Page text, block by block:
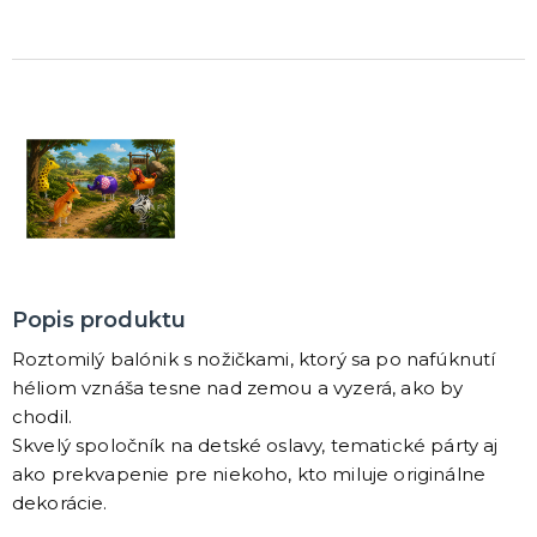
MIKULÁŠ
Všetko pre Mikuláša
Všetko pre anjelov
Všetko pre čertov
Všetko pre Santov
Všetko pre elfov
Vtipné vianočné kostýmy
Vianočné doplnky
Vianočné dekorácie
Balenie darčekov
ĎALŠIE KATEGÓRIE
SILVESTER
Kostýmy
Popis produktu
Roztomilý balónik s nožičkami, ktorý sa po nafúknutí
héliom vznáša tesne nad zemou a vyzerá, ako by
chodil.
Skvelý spoločník na detské oslavy, tematické párty aj
ako prekvapenie pre niekoho, kto miluje originálne
dekorácie.